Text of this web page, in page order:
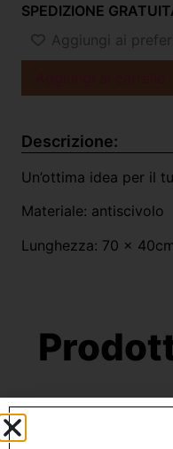
SPEDIZIONE
Aggiungi ai
Descrizione:
Un’ottima idea per il
Materiale: antiscivolo
Lunghezza: 70 x